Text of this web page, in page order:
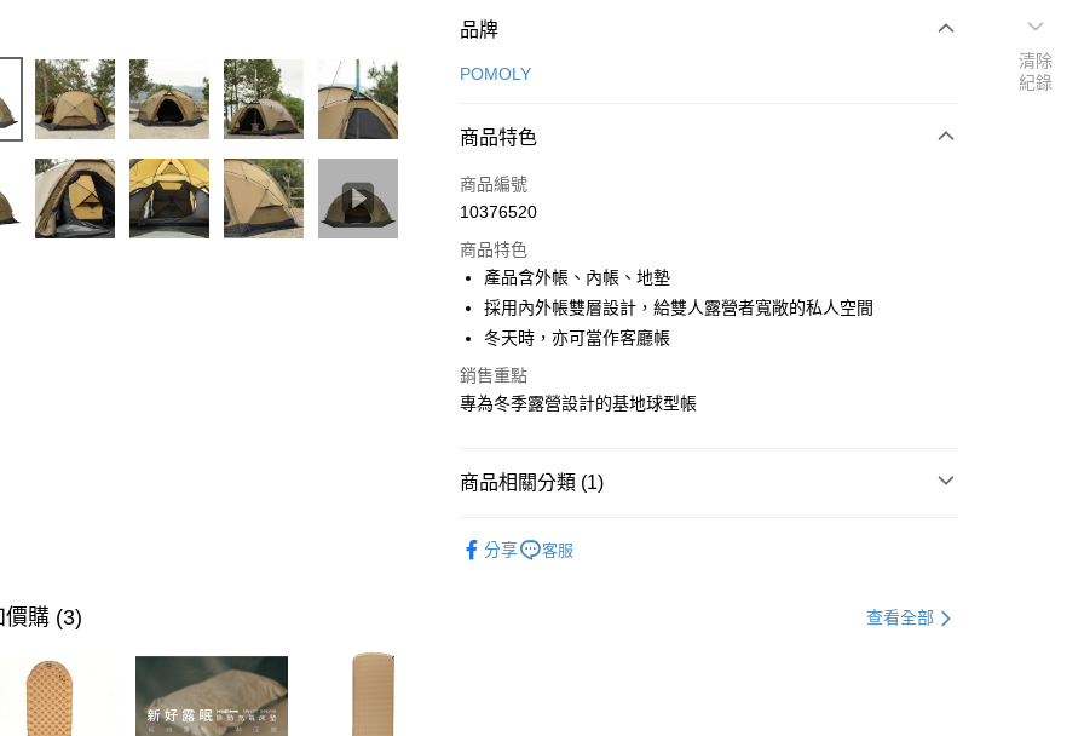
付款方式
信用卡一次付款
合作金庫商業銀行
華南商業銀行
上海商業儲蓄銀行
國泰世華商業銀行
臺灣中小企業銀行
台中商業銀行
聯邦商業銀行
元大商業銀行
玉山商業銀行
LINE Pay
Apple Pay
ATM付款
運送方式
宅配
離島宅配
品牌
POMOLY
商品特色
商品編號
10376520
商品特色
產品含外帳、內帳、地墊
採用內外帳雙層設計，給雙人露營者寬敞的私人空間
冬天時，亦可當作客廳帳
銷售重點
專為冬季露營設計的基地球型帳
商品相關分類 (1)
分享
客服
價購 (3) 查看全部
清除
紀錄